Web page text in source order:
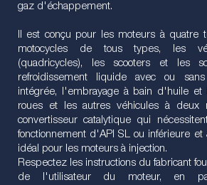
gaz d'échappement.
Il est conçu pour les moteurs à quatre
motocycles de tous types, les
(quadricycles), les scooters et les
refroidissement liquide avec ou
intégrée, l'embrayage à bain d'huile et
roues et les autres véhicules à deux
convertisseur catalytique qui
fonctionnement d'API SL ou inférieure et
idéal pour les moteurs à injection.
Respectez les instructions du fabricant
de l'utilisateur du moteur, en